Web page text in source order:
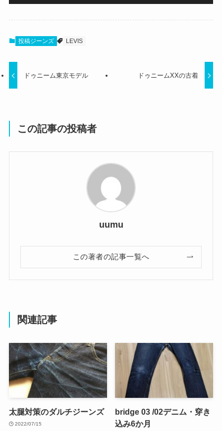
投稿ジーンズ LEVIS
ドゥニーム東京モデル ドゥニームXXの古着
この記事の投稿者
uumu
この著者の記事一覧へ
関連記事
太腿対策のダルチジーンズ
2022/07/15
bridge 03 /02デニム・穿き
込み6か月